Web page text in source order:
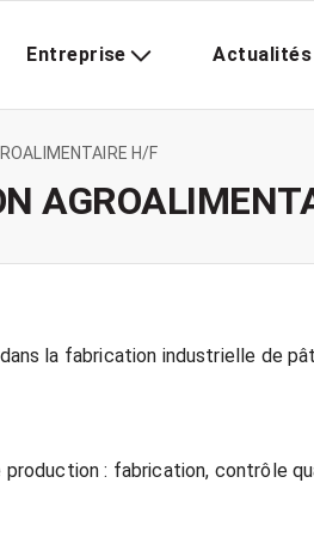
Entreprise Actualités
H/F
la fabrication industrielle de
: fabrication, contrôle